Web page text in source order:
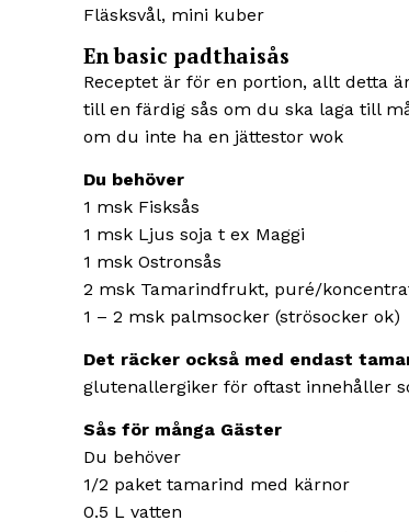
Fläsksvål, mini kuber
En basic padthaisås
Receptet är för en portion, allt detta
till en färdig sås om du ska laga till
om du inte ha en jättestor wok
Du behöver
1 msk Fisksås
1 msk Ljus soja t ex Maggi
1 msk Ostronsås
2 msk Tamarindfrukt, puré/
1 – 2 msk palmsocker (strösocker ok)
Det räcker också med endast
glutenallergiker för oftast innehåller
Sås för många Gäster
Du behöver
1/2 paket tamarind med kärnor
0.5 L vatten